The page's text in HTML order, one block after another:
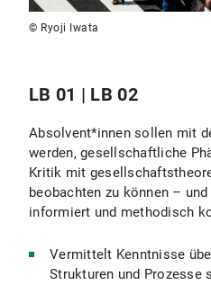
© Ryoji Iwata
LB 01 | LB 02
Absolvent*innen sollen mit
werden, gesellschaftliche
Kritik mit
beobachten zu können –
informiert und methodisch
Vermittelt Kenntnisse
Strukturen und